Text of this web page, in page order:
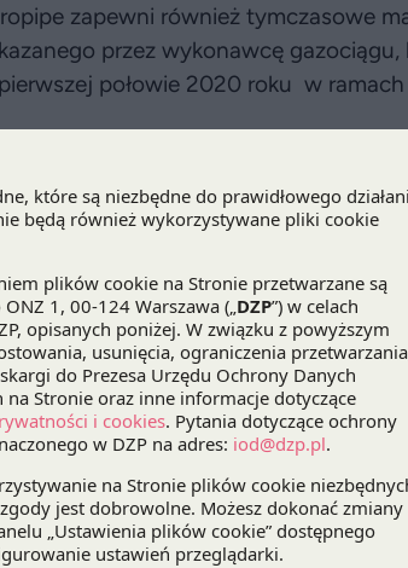
zapewni również tymczasowe
przez wykonawcę
połowie 2020 roku w
podatkowego, kancelaria DZP
dotyczącego wyboru
umowy dostawy rur,
rur zgodnie z zakładanym
gazociągu Baltic Pipe łączącego
tej inwestycji w 2022 roku
uwagi na planowane wygaśnięcie z
gazu zawartej z GAZPROM” –dodaje
zamówień publicznych.
rozwiązania prawne,
projektch infrastrukturalnych, a
na podstawie międzynarodowych